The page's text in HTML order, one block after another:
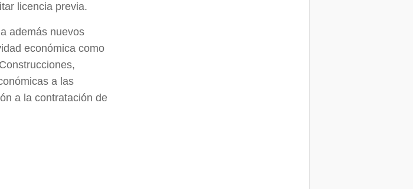
licencia previa.
además nuevos
económica como
a las
a la contratación de